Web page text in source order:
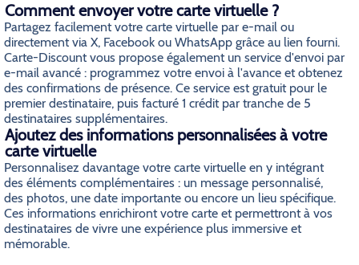
Comment envoyer votre carte virtuelle ?
Partagez facilement votre carte virtuelle par e-mail ou
directement via X, Facebook ou WhatsApp grâce au lien fourni.
Carte-Discount vous propose également un service d'envoi par
e-mail avancé : programmez votre envoi à l'avance et obtenez
des confirmations de présence. Ce service est gratuit pour le
premier destinataire, puis facturé 1 crédit par tranche de 5
destinataires supplémentaires.
Ajoutez des informations personnalisées à votre
carte virtuelle
Personnalisez davantage votre carte virtuelle en y intégrant
des éléments complémentaires : un message personnalisé,
des photos, une date importante ou encore un lieu spécifique.
Ces informations enrichiront votre carte et permettront à vos
destinataires de vivre une expérience plus immersive et
mémorable.